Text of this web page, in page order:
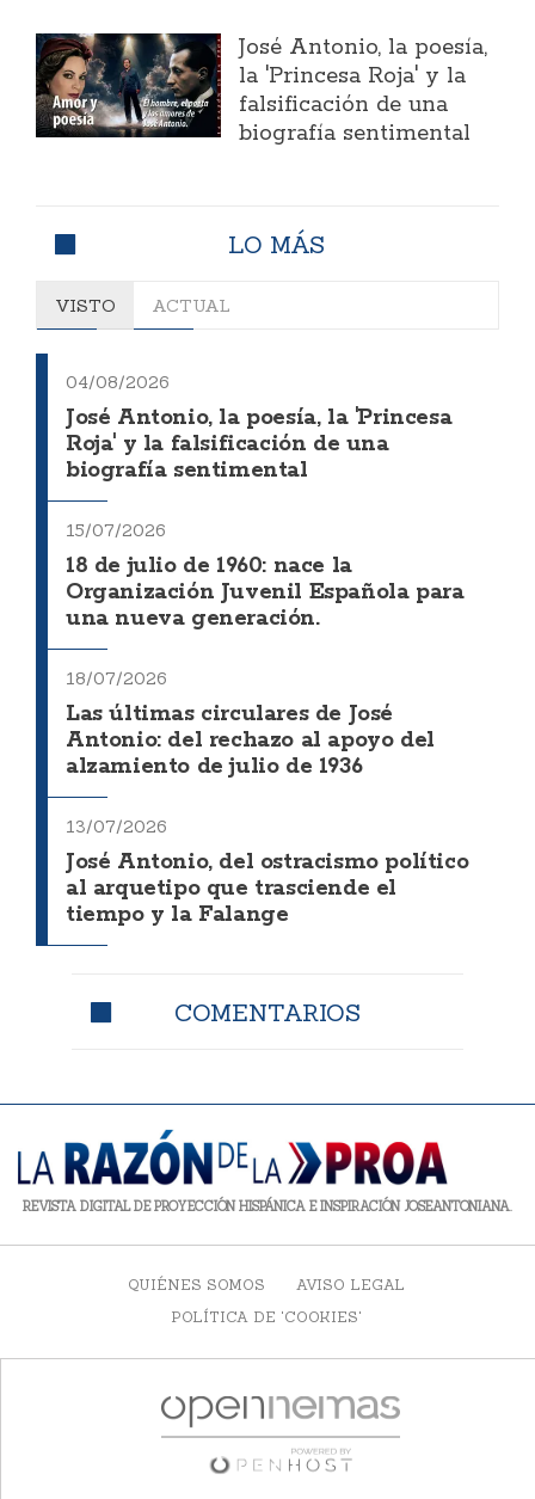
José Antonio, la poesía,
la 'Princesa Roja' y la
falsificación de una
biografía sentimental
LO MÁS
VISTO ACTUAL
04/08/2026
José Antonio, la poesía, la 'Princesa
Roja' y la falsificación de una
biografía sentimental
15/07/2026
18 de julio de 1960: nace la
Organización Juvenil Española para
una nueva generación.
18/07/2026
Las últimas circulares de José
Antonio: del rechazo al apoyo del
alzamiento de julio de 1936
13/07/2026
José Antonio, del ostracismo político
al arquetipo que trasciende el
tiempo y la Falange
COMENTARIOS
REVISTA DIGITAL DE PROYECCIÓN HISPÁNICA E INSPIRACIÓN JOSEANTONIANA.
QUIÉNES SOMOS
AVISO LEGAL
POLÍTICA DE 'COOKIES'